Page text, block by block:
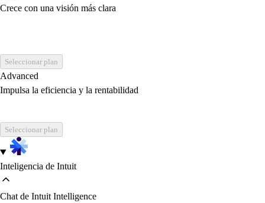
Crece con una visión más clara
Seleccionar plan
Advanced
Impulsa la eficiencia y la rentabilidad
Seleccionar plan
Inteligencia de Intuit
Chat de Intuit Intelligence